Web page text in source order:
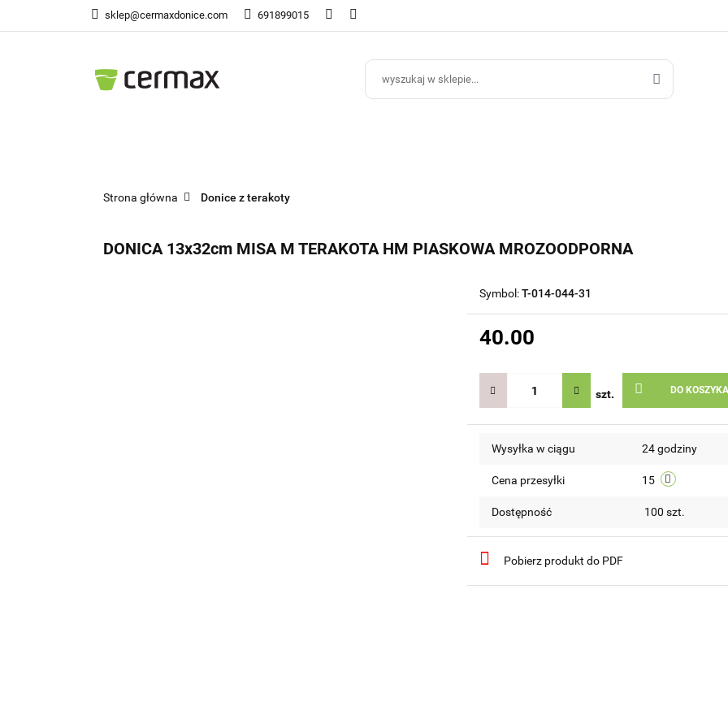
sklep@cermaxdonice.com 691899015 Donice Ogrodowe
Strona główna Donice z terakoty
DONICA 13x32cm MISA M TERAKOTA HM PIASKOWA MROZOODPORNA
Symbol:T-014-044-31
40.00
szt. DO KOSZYKA
Wysyłka w ciągu 24 godziny
Cena przesyłki 15
Dostępność 100 szt.
Pobierz produkt do PDF